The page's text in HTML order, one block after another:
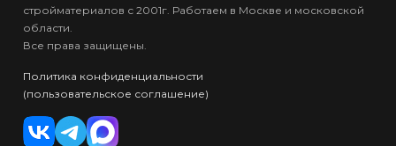
стройматериалов с 2001г. Работаем в Москве и московской
области.
Все права защищены.
Политика конфиденциальности
(пользовательское соглашение)